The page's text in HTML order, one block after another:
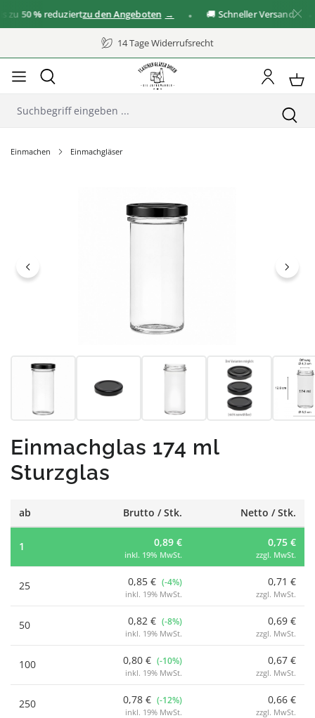
50 %reduziertzu den Angeboten 🚚 Schneller Versand
14 Tage Widerrufsrecht
Einmachen Einmachgläser
Einmachglas 174 ml
Sturzglas
ab Brutto / Stk. Netto / Stk.
1 0,89 €
inkl. 19% MwSt.
0,75 €
zzgl. MwSt.
25 0,85 € (-4%)
inkl. 19% MwSt.
0,71 €
zzgl. MwSt.
50 0,82 € (-8%)
inkl. 19% MwSt.
0,69 €
zzgl. MwSt.
100 0,80 € (-10%)
inkl. 19% MwSt.
0,67 €
zzgl. MwSt.
250 0,78 € (-12%)
inkl. 19% MwSt.
0,66 €
zzgl. MwSt.